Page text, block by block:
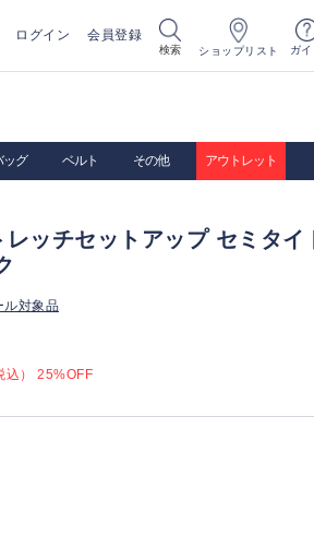
ログイン 会員登録
検索 ショップリスト ガイ
ッグ ベルト その他 アウトレット
レッチセットアップ セミタイ
ル対象品
込） 25%OFF